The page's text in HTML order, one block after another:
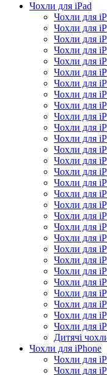
Чохли для iPad
Чохли для
Чохли для
Чохли для
Чохли для
Чохли для
Чохли для
Чохли для
Чохли для
Чохли для
Чохли для
Чохли для
Чохли для
Чохли для
Чохли для
Чохли для
Чохли для
Чохли для
Чохли для
Чохли для
Чохли для
Чохли для
Чохли для
Чохли для
Чохли для
Чохли для
Чохли для
Чохли для
Чохли для
Чохли для
Дитячі
Чохли для iPhone
Чохли для
Чохли для